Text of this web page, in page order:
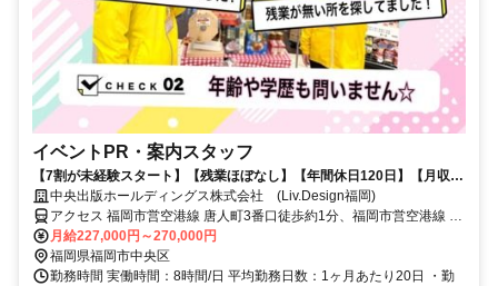
イベントPR・案内スタッフ
【7割が未経験スタート】【残業ほぼなし】【年間休日120日】【月収50
万円可能】
中央出版ホールディングス株式会社 (Liv.Design福岡)
アクセス 福岡市営空港線 唐人町3番口徒歩約1分、福岡市営空港線 大
濠公園1番口徒歩約11分、福岡市営空港線 西新6番口徒歩約16分 唐人
町駅スグ
月給227,000円～270,000円
福岡県福岡市中央区
勤務時間 実働時間：8時間/日 平均勤務日数：1ヶ月あたり20日 ・勤